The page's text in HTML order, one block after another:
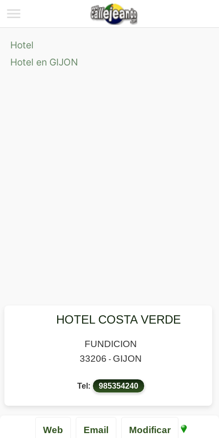
Hotel
Hotel en GIJON
HOTEL COSTA VERDE
FUNDICION
33206 - GIJON
Tel: 985354240
Web Email Modificar